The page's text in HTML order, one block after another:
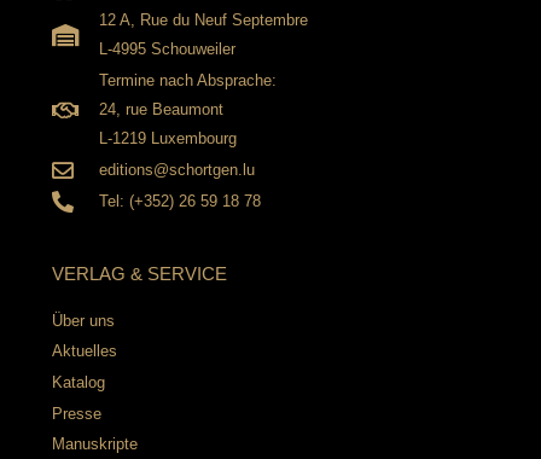
12 A, Rue du Neuf Septembre
L-4995 Schouweiler
Termine nach Absprache:
24, rue Beaumont
L-1219 Luxembourg
editions@schortgen.lu
Tel: (+352) 26 59 18 78
VERLAG & SERVICE
Über uns
Aktuelles
Katalog
Presse
Manuskripte